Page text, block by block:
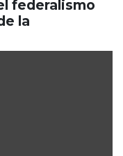
federalismo
la